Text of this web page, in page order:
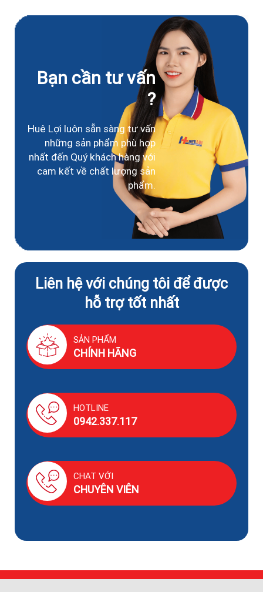
Bạn cần tư vấn
?
Huê Lợi luôn sẵn sàng tư vấn
những sản phẩm phù hợp
nhất đến Quý khách hàng với
cam kết về chất lượng sản
phẩm.
Liên hệ với chúng tôi để được
hỗ trợ tốt nhất
SẢN PHẨM
CHÍNH HÃNG
HOTLINE
0942.337.117
CHAT VỚI
CHUYÊN VIÊN